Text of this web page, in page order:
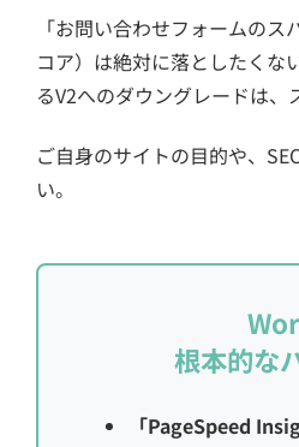
「お問い合わせフォームの
コア）は絶対に落としたくな
るV2へのダウングレードは
ご自身のサイトの目的や、
い。
根本的な
「PageSpeed